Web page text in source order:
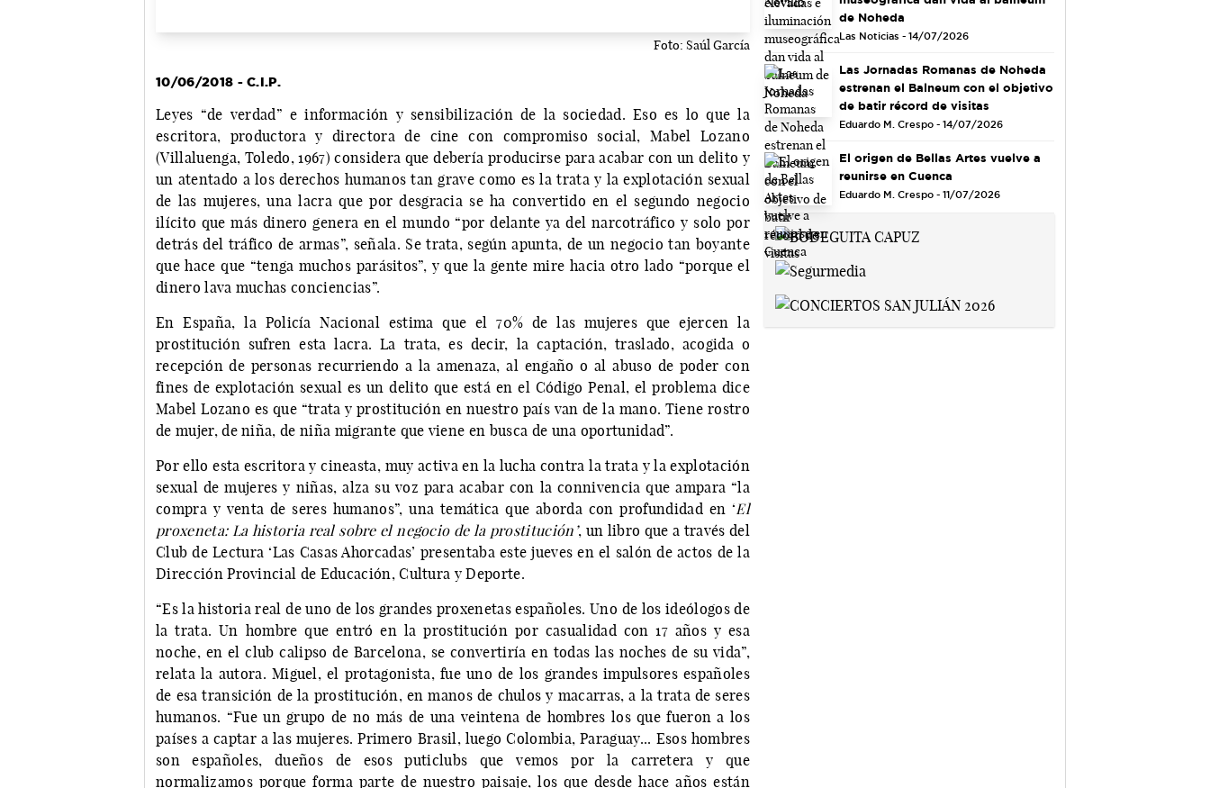
Foto: Saúl García
10/06/2018 - C.I.P.
Leyes “de verdad” e información y sensibilización de la sociedad. Eso es lo que la
escritora, productora y directora de cine con compromiso social, Mabel Lozano
(Villaluenga, Toledo, 1967) considera que debería producirse para acabar con un delito y
un atentado a los derechos humanos tan grave como es la trata y la explotación sexual
de las mujeres, una lacra que por desgracia se ha convertido en el segundo negocio
ilícito que más dinero genera en el mundo “por delante ya del narcotráfico y solo por
detrás del tráfico de armas”, señala. Se trata, según apunta, de un negocio tan boyante
que hace que “tenga muchos parásitos”, y que la gente mire hacia otro lado “porque el
dinero lava muchas conciencias”.
En España, la Policía Nacional estima que el 70% de las mujeres que ejercen la
prostitución sufren esta lacra. La trata, es decir, la captación, traslado, acogida o
recepción de personas recurriendo a la amenaza, al engaño o al abuso de poder con
fines de explotación sexual es un delito que está en el Código Penal, el problema dice
Mabel Lozano es que “trata y prostitución en nuestro país van de la mano. Tiene rostro
de mujer, de niña, de niña migrante que viene en busca de una oportunidad”.
Por ello esta escritora y cineasta, muy activa en la lucha contra la trata y la explotación
sexual de mujeres y niñas, alza su voz para acabar con la connivencia que ampara “la
compra y venta de seres humanos”, una temática que aborda con profundidad en ‘El
proxeneta: La historia real sobre el negocio de la prostitución’, un libro que a través del
Club de Lectura ‘Las Casas Ahorcadas’ presentaba este jueves en el salón de actos de la
Dirección Provincial de Educación, Cultura y Deporte.
“Es la historia real de uno de los grandes proxenetas españoles. Uno de los ideólogos de
la trata. Un hombre que entró en la prostitución por casualidad con 17 años y esa
noche, en el club calipso de Barcelona, se convertiría en todas las noches de su vida”,
relata la autora. Miguel, el protagonista, fue uno de los grandes impulsores españoles
de esa transición de la prostitución, en manos de chulos y macarras, a la trata de seres
humanos. “Fue un grupo de no más de una veintena de hombres los que fueron a los
países a captar a las mujeres. Primero Brasil, luego Colombia, Paraguay... Esos hombres
son españoles, dueños de esos puticlubs que vemos por la carretera y que
normalizamos porque forma parte de nuestro paisaje, los que desde hace años están
de Noheda
Las Noticias - 14/07/2026
Las Jornadas Romanas de Noheda
estrenan el Balneum con el objetivo
de batir récord de visitas
Eduardo M. Crespo - 14/07/2026
El origen de Bellas Artes vuelve a
reunirse en Cuenca
Eduardo M. Crespo - 11/07/2026